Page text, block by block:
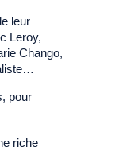
leur
Leroy,
Chango,
pour
riche